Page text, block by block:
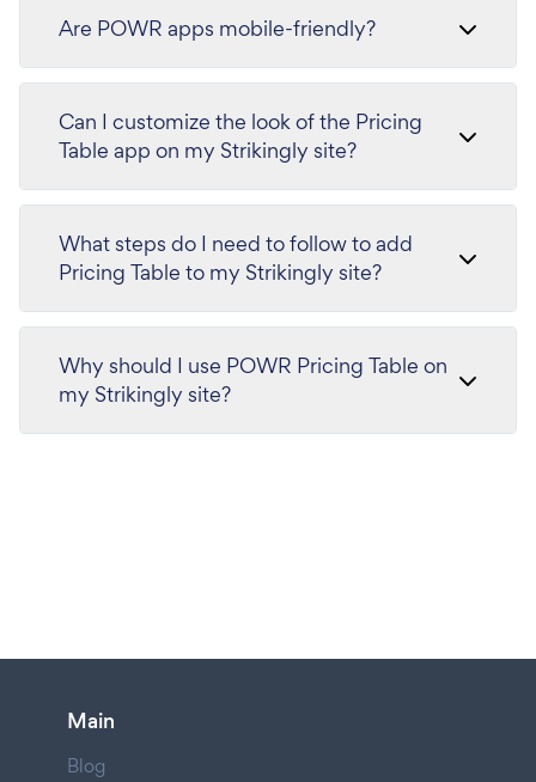
Are POWR apps mobile-friendly?
Can I customize the look of the Pricing
Table app on my Strikingly site?
What steps do I need to follow to add
Pricing Table to my Strikingly site?
Why should I use POWR Pricing Table on
my Strikingly site?
Main
Blog